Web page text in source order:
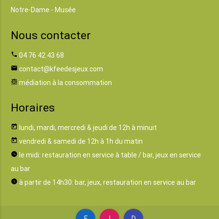
Notre-Dame - Musée
Nous contacter
phone 04 76 42 43 68
email contact@kfeedesjeux.com
balance médiation à la consommation
Horaires
today lundi, mardi, mercredi & jeudi de 12h à minuit
today vendredi & samedi de 12h à 1h du matin
watch_later le midi: restauration en service à table / bar, jeux en service
au bar
watch_later à partir de 14h30: bar, jeux, restauration en service au bar